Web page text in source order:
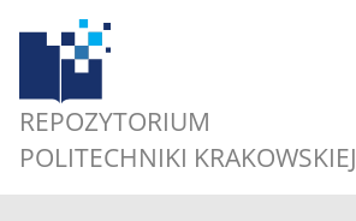
REPOZYTORIUM
POLITECHNIKI KRAKOWSKIEJ